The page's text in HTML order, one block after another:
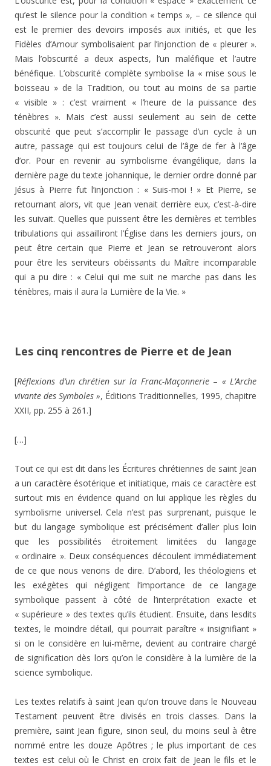
qu’est le silence pour la condition « temps », – ce silence qui
est le premier des devoirs imposés aux initiés, et que les
Fidèles d’Amour symbolisaient par l’injonction de « pleurer ».
Mais l’obscurité a deux aspects, l’un maléfique et l’autre
bénéfique. L’obscurité complète symbolise la « mise sous le
boisseau » de la Tradition, ou tout au moins de sa partie
« visible » : c’est vraiment « l’heure de la puissance des
ténèbres ». Mais c’est aussi seulement au sein de cette
obscurité que peut s’accomplir le passage d’un cycle à un
autre, passage qui est toujours celui de l’âge de fer à l’âge
d’or. Pour en revenir au symbolisme évangélique, dans la
dernière page du texte johannique, le dernier ordre donné par
Jésus à Pierre fut l’injonction : « Suis-moi ! » Et Pierre, se
retournant alors, vit que Jean venait derrière eux, c’est-à-dire
les suivait. Quelles que puissent être les dernières et terribles
tribulations qui assailliront l’Église dans les derniers jours, on
peut être certain que Pierre et Jean se retrouveront alors
pour être les serviteurs obéissants du Maître incomparable
qui a pu dire : « Celui qui me suit ne marche pas dans les
ténèbres, mais il aura la Lumière de la Vie. »
Les cinq rencontres de Pierre et de Jean
[Réflexions d’un chrétien sur la Franc-Maçonnerie – « L’Arche
vivante des Symboles », Éditions Traditionnelles, 1995, chapitre
XXII, pp. 255 à 261.]
[…]
Tout ce qui est dit dans les Écritures chrétiennes de saint Jean
a un caractère ésotérique et initiatique, mais ce caractère est
surtout mis en évidence quand on lui applique les règles du
symbolisme universel. Cela n’est pas surprenant, puisque le
but du langage symbolique est précisément d’aller plus loin
que les possibilités étroitement limitées du langage
« ordinaire ». Deux conséquences découlent immédiatement
de ce que nous venons de dire. D’abord, les théologiens et
les exégètes qui négligent l’importance de ce langage
symbolique passent à côté de l’interprétation exacte et
« supérieure » des textes qu’ils étudient. Ensuite, dans lesdits
textes, le moindre détail, qui pourrait paraître « insignifiant »
si on le considère en lui-même, devient au contraire chargé
de signification dès lors qu’on le considère à la lumière de la
science symbolique.
Les textes relatifs à saint Jean qu’on trouve dans le Nouveau
Testament peuvent être divisés en trois classes. Dans la
première, saint Jean figure, sinon seul, du moins seul à être
nommé entre les douze Apôtres ; le plus important de ces
textes est celui où le Christ en croix fait de Jean le fils et le